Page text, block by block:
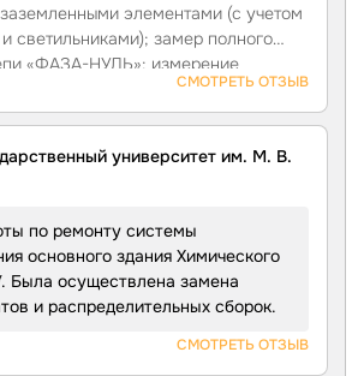
элементами (с учетом
светильниками); замер полного
«ФАЗА-НУЛЬ»; измерение
мегаомметром кабельных
до 1 Кв, предназначенных
шкафам и коммутационным
СМОТРЕТЬ ОТЗЫВ
университет им. М. В.
по ремонту системы
основного здания Химического
Была осуществлена замена
и распределительных сборок.
СМОТРЕТЬ ОТЗЫВ